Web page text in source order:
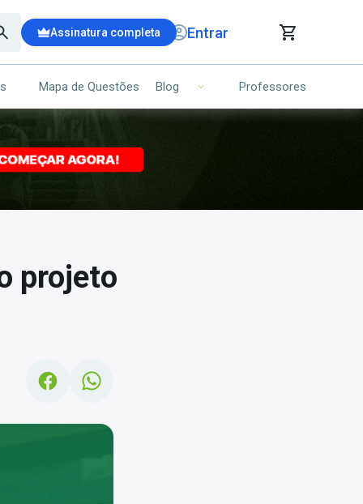
Assinatura completa Entrar
DE COMPRAS
(00)
Ops!
Seu carrinho ainda está vazio.
Mapa de Questões Blog Professores
projeto